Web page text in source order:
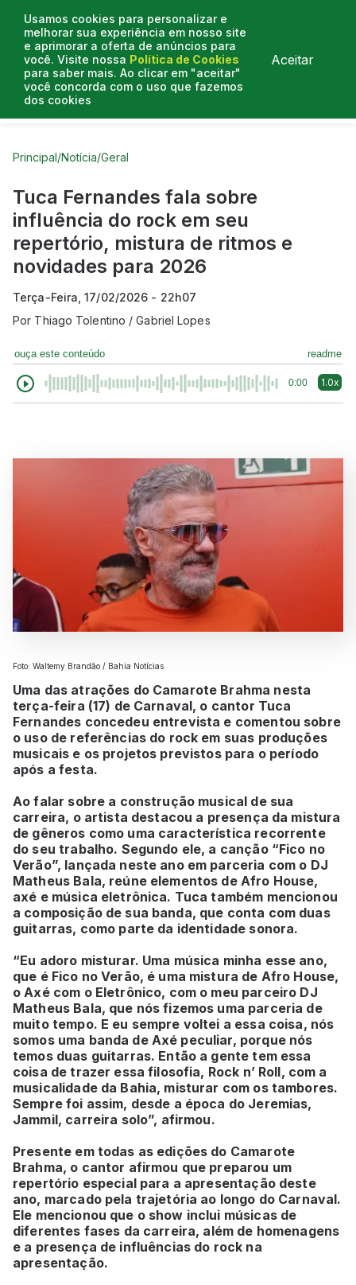
Usamos cookies para personalizar e
melhorar sua experiência em nosso site
e aprimorar a oferta de anúncios para
você. Visite nossa Política de Cookies
para saber mais. Ao clicar em "aceitar"
você concorda com o uso que fazemos
dos cookies
Aceitar
Curtas do Poder
Principal/Notícia/Geral
Tuca Fernandes fala sobre
influência do rock em seu
repertório, mistura de ritmos e
novidades para 2026
Terça-Feira, 17/02/2026 - 22h07
Por Thiago Tolentino / Gabriel Lopes
ouça este conteúdo readme
0:00 1.0x
Foto: Waltemy Brandão / Bahia Notícias
Uma das atrações do Camarote Brahma nesta
terça-feira (17) de Carnaval, o cantor Tuca
Fernandes concedeu entrevista e comentou sobre
o uso de referências do rock em suas produções
musicais e os projetos previstos para o período
após a festa.
Ao falar sobre a construção musical de sua
carreira, o artista destacou a presença da mistura
de gêneros como uma característica recorrente
do seu trabalho. Segundo ele, a canção “Fico no
Verão”, lançada neste ano em parceria com o DJ
Matheus Bala, reúne elementos de Afro House,
axé e música eletrônica. Tuca também mencionou
a composição de sua banda, que conta com duas
guitarras, como parte da identidade sonora.
“Eu adoro misturar. Uma música minha esse ano,
que é Fico no Verão, é uma mistura de Afro House,
o Axé com o Eletrônico, com o meu parceiro DJ
Matheus Bala, que nós fizemos uma parceria de
muito tempo. E eu sempre voltei a essa coisa, nós
somos uma banda de Axé peculiar, porque nós
temos duas guitarras. Então a gente tem essa
coisa de trazer essa filosofia, Rock n’ Roll, com a
musicalidade da Bahia, misturar com os tambores.
Sempre foi assim, desde a época do Jeremias,
Jammil, carreira solo”, afirmou.
Presente em todas as edições do Camarote
Brahma, o cantor afirmou que preparou um
repertório especial para a apresentação deste
ano, marcado pela trajetória ao longo do Carnaval.
Ele mencionou que o show inclui músicas de
diferentes fases da carreira, além de homenagens
e a presença de influências do rock na
apresentação.